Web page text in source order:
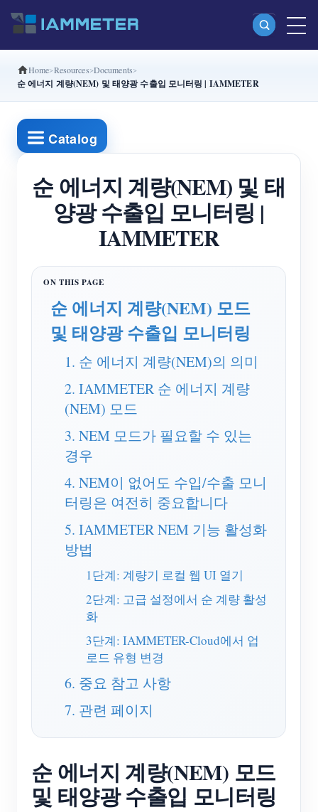
제품
분상 Wi-Fi 에너지 계량기 (WEM2067)
삼상 Wi-Fi 에너지 계량기 (WEM3046T)
삼상 Wi-Fi 에너지 계량기 (WEM3050T)
WiFi 전력 컨트롤러
IAMMETER Cloud Pro
EV 충전기
에너지 예측 및 시뮬레이션 시스템
애플리케이션
태양광 PV 시스템 에너지 모니터
전기 사용량 모니터
홈 자동화
공장 에너지 모니터링
스토어
리소스
제품 빠른 시작
문서
튜토리얼 비디오
FAQ
블로그
커뮤니티
기여자 프로그램
기여자 센터
IAMMETER 활동
포럼
App Store
사이트 탐색
PV 랭킹
솔루션
문의
회사 소개
Home Resources Documents
순 에너지 계량(NEM) 및 태양광 수출입 모니터링 | IAMMETER
Catalog
순 에너지 계량(NEM) 및 태
양광 수출입 모니터링 |
IAMMETER
순 에너지 계량(NEM) 모드
및 태양광 수출입 모니터링
1. 순 에너지 계량(NEM)의 의미
2. IAMMETER 순 에너지 계량
(NEM) 모드
3. NEM 모드가 필요할 수 있는
경우
4. NEM이 없어도 수입/수출 모니
터링은 여전히 중요합니다
5. IAMMETER NEM 기능 활성화
방법
1단계: 계량기 로컬 웹 UI 열기
2단계: 고급 설정에서 순 계량 활성
화
3단계: IAMMETER-Cloud에서 업
로드 유형 변경
6. 중요 참고 사항
7. 관련 페이지
순 에너지 계량(NEM) 모드
및 태양광 수출입 모니터링